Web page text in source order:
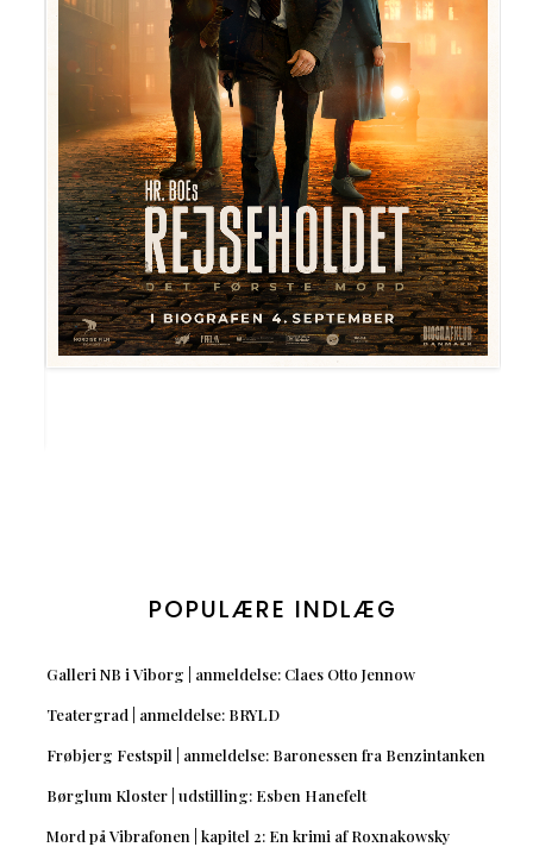
POPULÆRE INDLÆG
Galleri NB i Viborg | anmeldelse: Claes Otto Jennow
Teatergrad | anmeldelse: BRYLD
Frøbjerg Festspil | anmeldelse: Baronessen fra Benzintanken
Børglum Kloster | udstilling: Esben Hanefelt
Mord på Vibrafonen | kapitel 2: En krimi af Roxnakowsky